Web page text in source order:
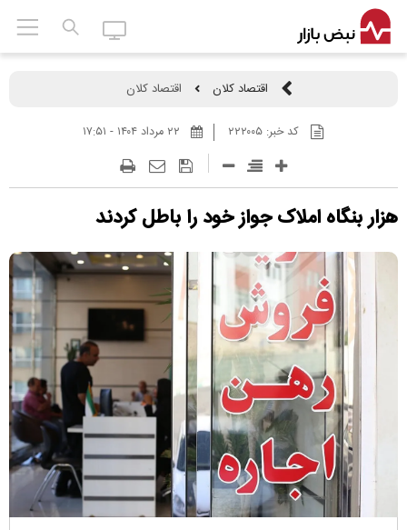
اقتصاد کلان اقتصاد کلان
کد خبر: ۲۲۲۰۰۵
هزار بنگاه املاک جواز خود را باطل کردند